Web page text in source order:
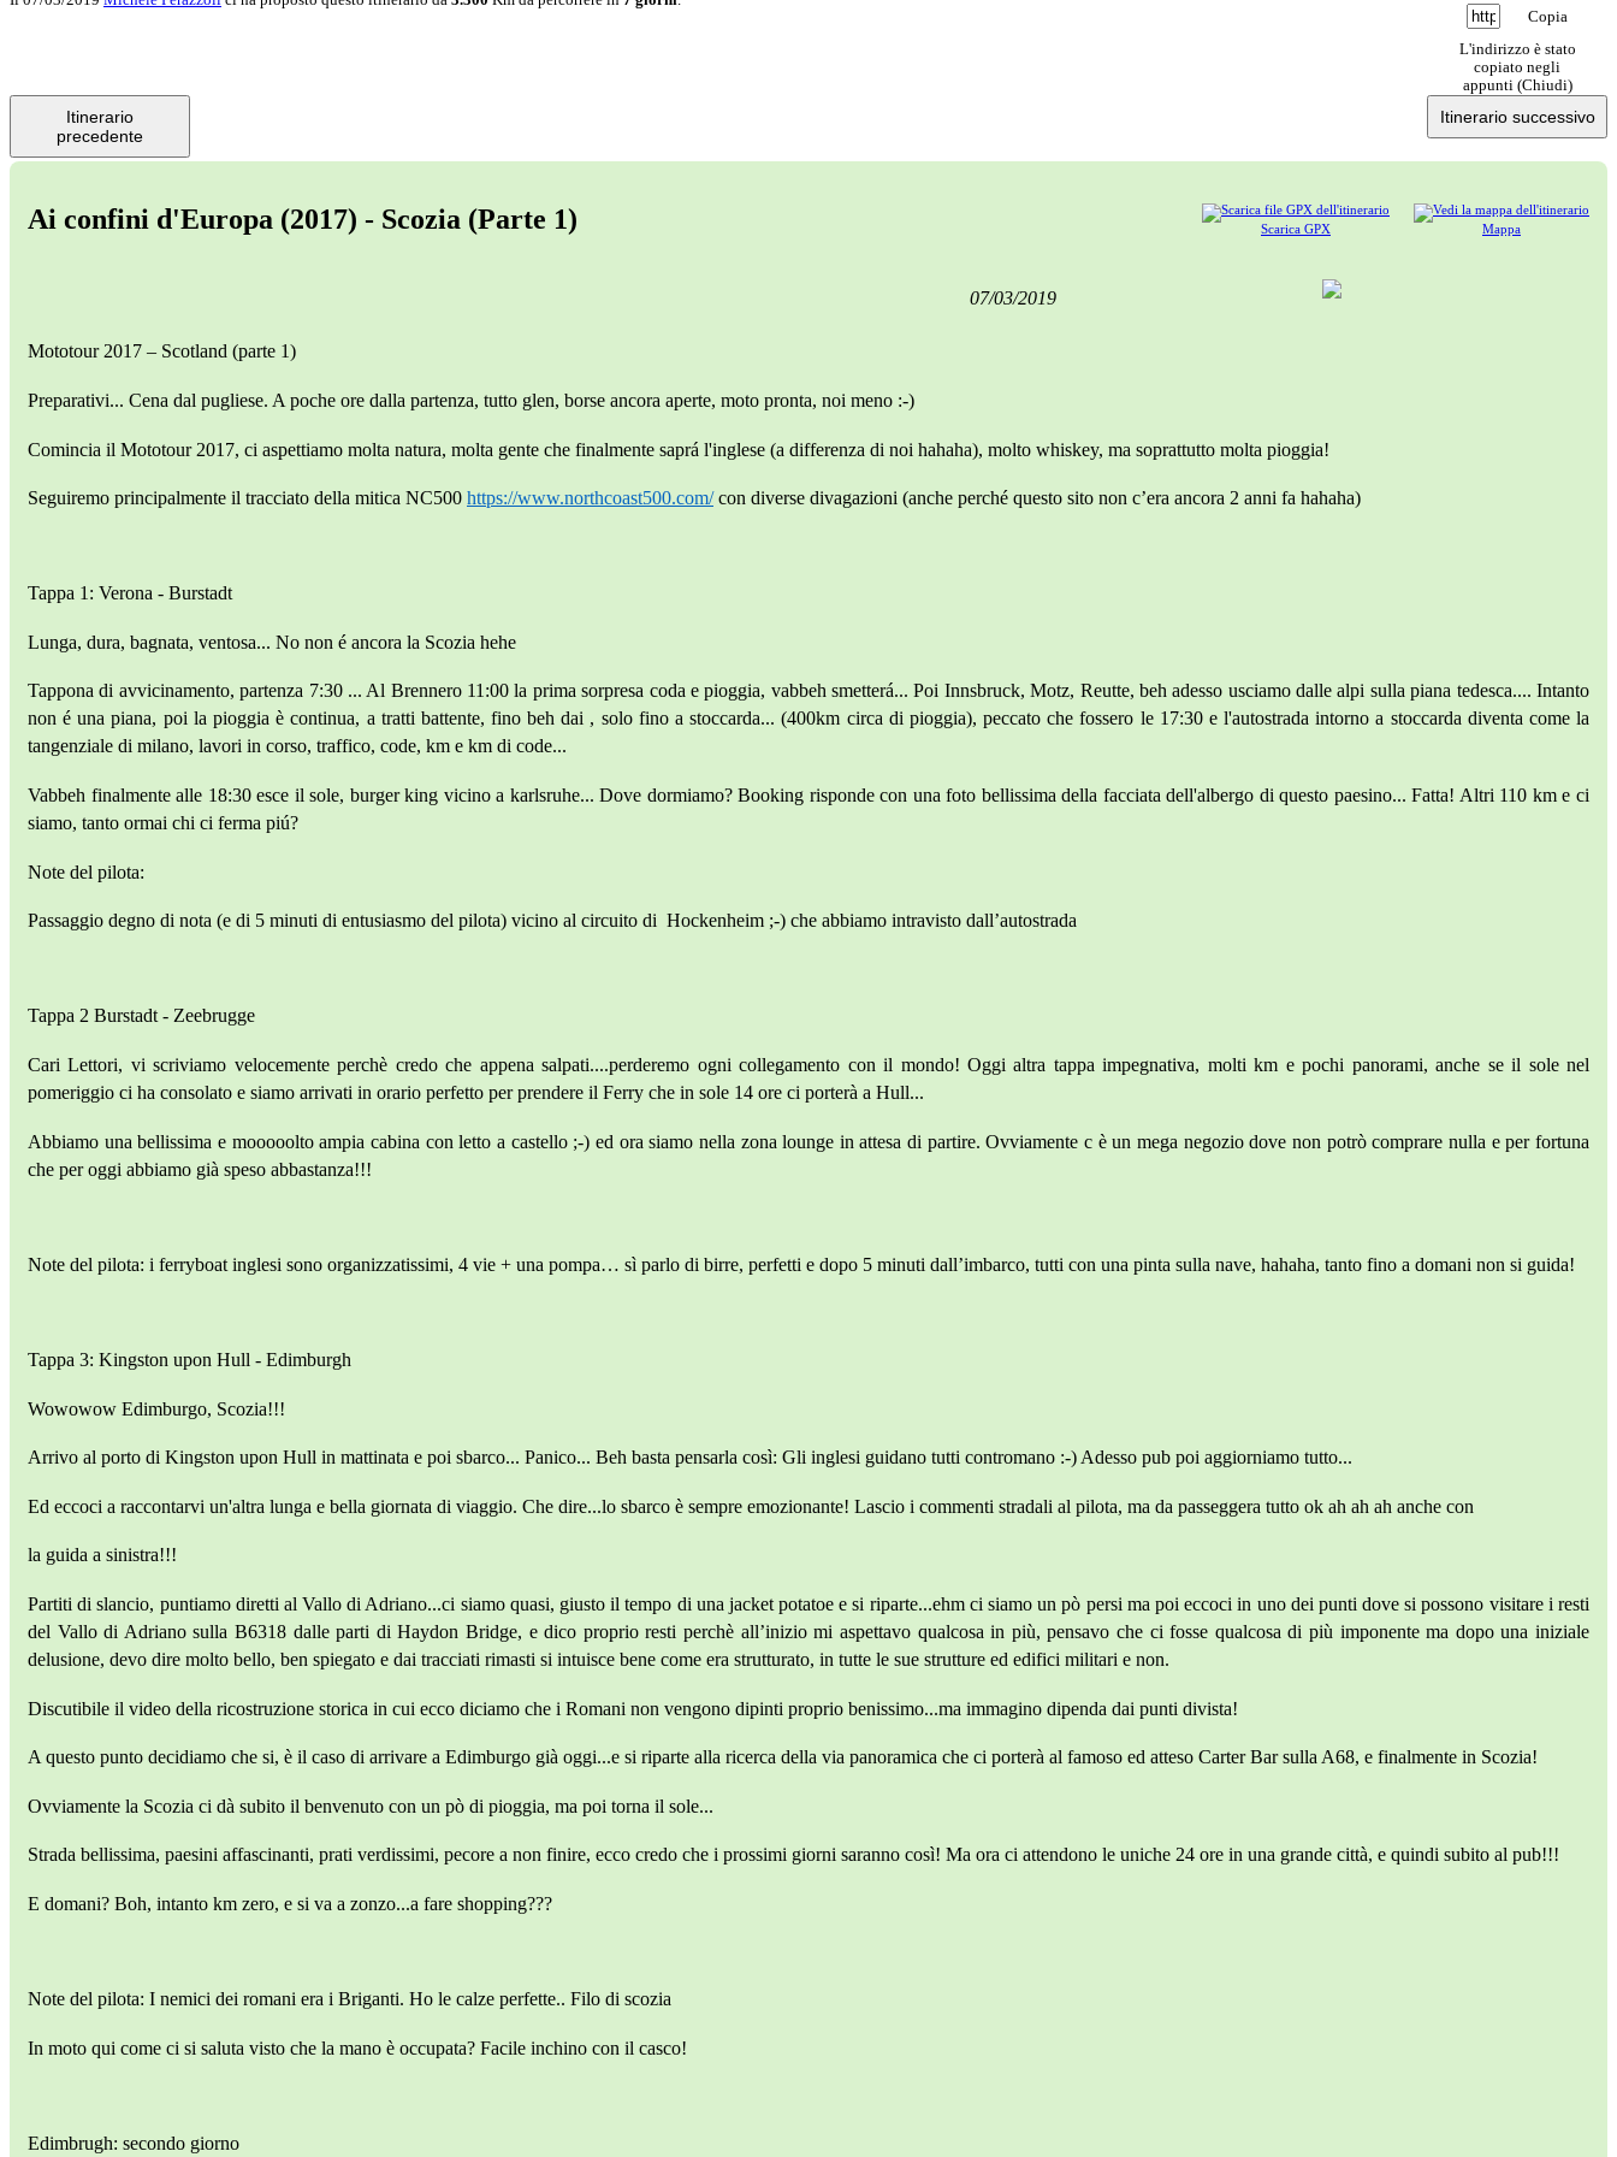
Copia
L'indirizzo è stato
copiato negli
appunti (Chiudi)
Itinerario
precedente
Itinerario successivo
Mappa
Scarica GPX
Ai confini d'Europa (2017) - Scozia (Parte 1)
07/03/2019
Mototour 2017 – Scotland (parte 1)
Preparativi... Cena dal pugliese. A poche ore dalla partenza, tutto glen, borse ancora aperte, moto pronta, noi meno :-)
Comincia il Mototour 2017, ci aspettiamo molta natura, molta gente che finalmente saprá l'inglese (a differenza di noi hahaha), molto whiskey, ma soprattutto molta pioggia!
Seguiremo principalmente il tracciato della mitica NC500 https://www.northcoast500.com/con diverse divagazioni (anche perché questo sito non c’era ancora 2 anni fa hahaha)
Tappa 1: Verona - Burstadt
Lunga, dura, bagnata, ventosa... No non é ancora la Scozia hehe
Tappona di avvicinamento, partenza 7:30 ... Al Brennero 11:00 la prima sorpresa coda e pioggia, vabbeh smetterá... Poi Innsbruck, Motz, Reutte, beh adesso usciamo dalle alpi sulla piana tedesca.... Intanto
non é una piana, poi la pioggia è continua, a tratti battente, fino beh dai , solo fino a stoccarda... (400km circa di pioggia), peccato che fossero le 17:30 e l'autostrada intorno a stoccarda diventa come la
tangenziale di milano, lavori in corso, traffico, code, km e km di code...
Vabbeh finalmente alle 18:30 esce il sole, burger king vicino a karlsruhe... Dove dormiamo? Booking risponde con una foto bellissima della facciata dell'albergo di questo paesino... Fatta! Altri 110 km e ci
siamo, tanto ormai chi ci ferma piú?
Note del pilota:
Passaggio degno di nota (e di 5 minuti di entusiasmo del pilota) vicino al circuito di Hockenheim ;-) che abbiamo intravisto dall’autostrada
Tappa 2 Burstadt - Zeebrugge
Cari Lettori, vi scriviamo velocemente perchè credo che appena salpati....perderemo ogni collegamento con il mondo! Oggi altra tappa impegnativa, molti km e pochi panorami, anche se il sole nel
pomeriggio ci ha consolato e siamo arrivati in orario perfetto per prendere il Ferry che in sole 14 ore ci porterà a Hull...
Abbiamo una bellissima e mooooolto ampia cabina con letto a castello ;-) ed ora siamo nella zona lounge in attesa di partire. Ovviamente c è un mega negozio dove non potrò comprare nulla e per fortuna
che per oggi abbiamo già speso abbastanza!!!
Note del pilota: i ferryboat inglesi sono organizzatissimi, 4 vie + una pompa… sì parlo di birre, perfetti e dopo 5 minuti dall’imbarco, tutti con una pinta sulla nave, hahaha, tanto fino a domani non si guida!
Tappa 3: Kingston upon Hull - Edimburgh
Wowowow Edimburgo, Scozia!!!
Arrivo al porto di Kingston upon Hull in mattinata e poi sbarco... Panico... Beh basta pensarla così: Gli inglesi guidano tutti contromano :-) Adesso pub poi aggiorniamo tutto...
Ed eccoci a raccontarvi un'altra lunga e bella giornata di viaggio. Che dire...lo sbarco è sempre emozionante! Lascio i commenti stradali al pilota, ma da passeggera tutto ok ah ah ah anche con
la guida a sinistra!!!
Partiti di slancio, puntiamo diretti al Vallo di Adriano...ci siamo quasi, giusto il tempo di una jacket potatoe e si riparte...ehm ci siamo un pò persi ma poi eccoci in uno dei punti dove si possono visitare i resti
del Vallo di Adriano sulla B6318 dalle parti di Haydon Bridge, e dico proprio resti perchè all’inizio mi aspettavo qualcosa in più, pensavo che ci fosse qualcosa di più imponente ma dopo una iniziale
delusione, devo dire molto bello, ben spiegato e dai tracciati rimasti si intuisce bene come era strutturato, in tutte le sue strutture ed edifici militari e non.
Discutibile il video della ricostruzione storica in cui ecco diciamo che i Romani non vengono dipinti proprio benissimo...ma immagino dipenda dai punti divista!
A questo punto decidiamo che si, è il caso di arrivare a Edimburgo già oggi...e si riparte alla ricerca della via panoramica che ci porterà al famoso ed atteso Carter Bar sulla A68, e finalmente in Scozia!
Ovviamente la Scozia ci dà subito il benvenuto con un pò di pioggia, ma poi torna il sole...
Strada bellissima, paesini affascinanti, prati verdissimi, pecore a non finire, ecco credo che i prossimi giorni saranno così! Ma ora ci attendono le uniche 24 ore in una grande città, e quindi subito al pub!!!
E domani? Boh, intanto km zero, e si va a zonzo...a fare shopping???
Note del pilota: I nemici dei romani era i Briganti. Ho le calze perfette.. Filo di scozia
In moto qui come ci si saluta visto che la mano è occupata? Facile inchino con il casco!
Edimbrugh: secondo giorno